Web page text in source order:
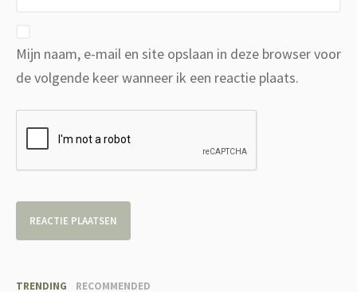
Mijn naam, e-mail en site opslaan in deze browser voor
de volgende keer wanneer ik een reactie plaats.
TRENDING RECOMMENDED